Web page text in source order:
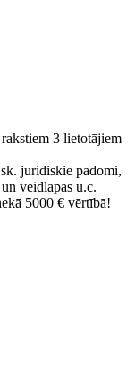
3 lietotājiem
juridiskie padomi,
veidlapas u.c.
5000 € vērtībā!